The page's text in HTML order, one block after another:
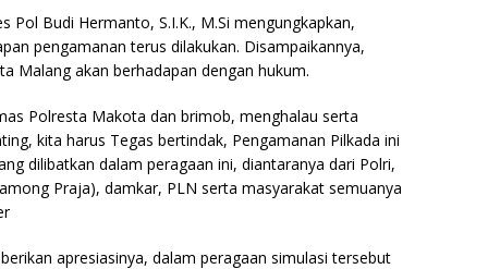
Budi Hermanto, S.I.K., M.Si mengungkapkan,
pengamanan terus dilakukan. Disampaikannya,
Malang akan berhadapan dengan hukum.
Polresta Makota dan brimob, menghalau serta
kita harus Tegas bertindak, Pengamanan Pilkada ini
dilibatkan dalam peragaan ini, diantaranya dari Polri,
Praja), damkar, PLN serta masyarakat semuanya
apresiasinya, dalam peragaan simulasi tersebut